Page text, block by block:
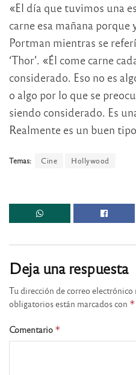
«El día que tuvimos una
carne esa mañana porque
Portman mientras se
‘Thor’. «Él come carne
considerado. Eso no es
o algo por lo que se
siendo considerado. Es
Realmente es un buen
Temas: Cine Hollywood
Deja una respuesta
Tu dirección de correo electrónico
obligatorios están marcados con *
Comentario *